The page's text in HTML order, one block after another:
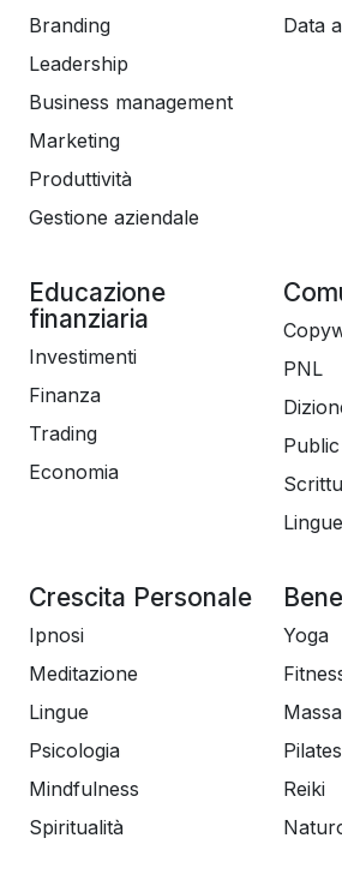
Branding
Leadership
Business management
Marketing
Produttività
Gestione aziendale
Data
Educazione
finanziaria
Investimenti
Finanza
Trading
Economia
PNL
Lingue
Crescita Personale
Ipnosi
Meditazione
Lingue
Psicologia
Mindfulness
Spiritualità
Yoga
Pilates
Reiki